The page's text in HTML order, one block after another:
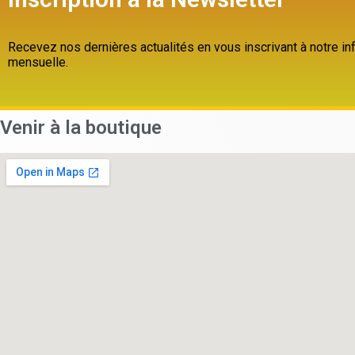
Recevez nos dernières actualités en vous inscrivant à notre
mensuelle.
Venir à la boutique